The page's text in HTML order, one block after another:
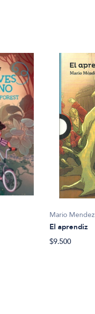
Mario Mendez
El aprendiz
$9.500